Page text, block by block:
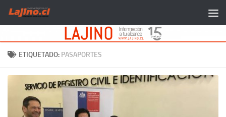
Saltar al contenido
ETIQUETADO: PASAPORTES